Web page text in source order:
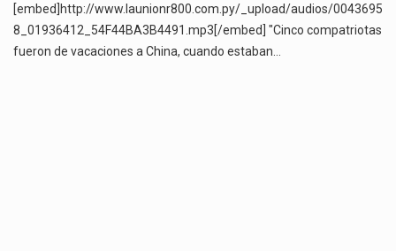
[embed]http://www.launionr800.com.py/_upload/audios/0043695
8_01936412_54F44BA3B4491.mp3[/embed] "Cinco compatriotas
fueron de vacaciones a China, cuando estaban…